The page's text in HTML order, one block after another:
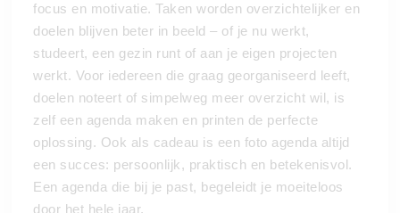
focus en motivatie. Taken worden overzichtelijker en
doelen blijven beter in beeld – of je nu werkt,
studeert, een gezin runt of aan je eigen projecten
werkt. Voor iedereen die graag georganiseerd leeft,
doelen noteert of simpelweg meer overzicht wil, is
zelf een agenda maken en printen de perfecte
oplossing. Ook als cadeau is een foto agenda altijd
een succes: persoonlijk, praktisch en betekenisvol.
Een agenda die bij je past, begeleidt je moeiteloos
door het hele jaar.